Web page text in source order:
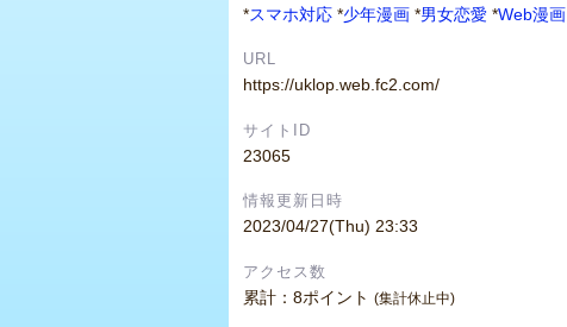
*スマホ対応 *少年漫画 *男女恋愛 *Web漫画
URL
https://uklop.web.fc2.com/
サイトID
23065
情報更新日時
2023/04/27(Thu) 23:33
アクセス数
累計：8ポイント (集計休止中)